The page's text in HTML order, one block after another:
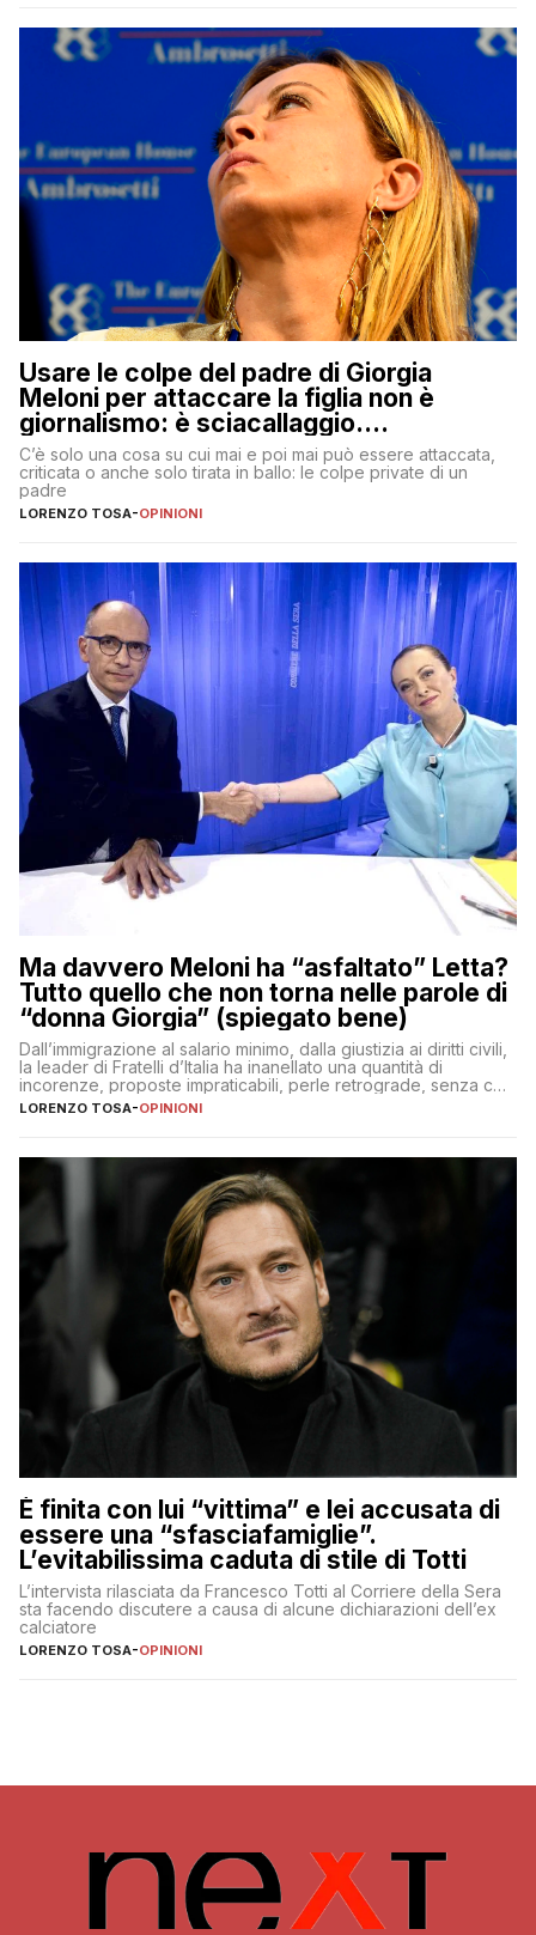
Usare le colpe del padre di Giorgia
Meloni per attaccare la figlia non è
giornalismo: è sciacallaggio.
Dimostriamo di essere diversi
C’è solo una cosa su cui mai e poi mai può essere attaccata,
criticata o anche solo tirata in ballo: le colpe private di un
padre
LORENZO TOSA-OPINIONI
Ma davvero Meloni ha “asfaltato” Letta?
Tutto quello che non torna nelle parole di
“donna Giorgia” (spiegato bene)
Dall’immigrazione al salario minimo, dalla giustizia ai diritti civili,
la leader di Fratelli d’Italia ha inanellato una quantità di
incorenze, proposte impraticabili, perle retrograde, senza che
nessuno – a destra come a sinistra – glielo abbia fatto notare
LORENZO TOSA-OPINIONI
È finita con lui “vittima” e lei accusata di
essere una “sfasciafamiglie”.
L’evitabilissima caduta di stile di Totti
L’intervista rilasciata da Francesco Totti al Corriere della Sera
sta facendo discutere a causa di alcune dichiarazioni dell’ex
calciatore
LORENZO TOSA-OPINIONI